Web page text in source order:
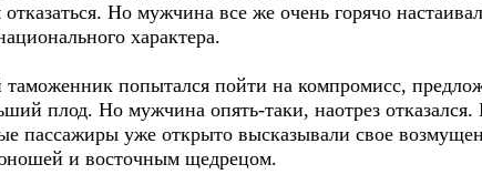
Но мужчина все же очень горячо
характера.
попытался пойти на компромисс,
плод. Но мужчина опять-таки, наотрез
пассажиры уже открыто высказывали свое
и восточным щедрецом.